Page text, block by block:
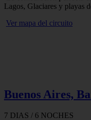
Lagos, Glaciares y playas
Ver mapa del circuito
Buenos Aires,
7 DIAS / 6 NOCHES